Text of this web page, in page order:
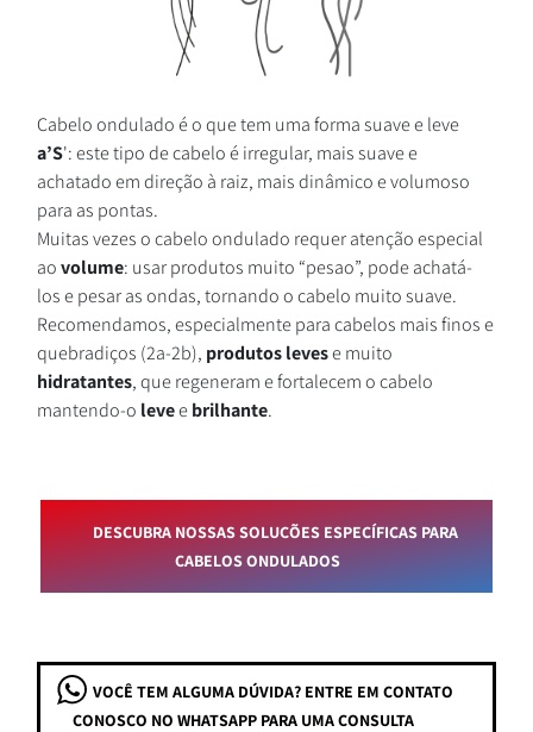
Cabelo ondulado é o que tem uma forma suave e leve
a’S': este tipo de cabelo é irregular, mais suave e
achatado em direção à raiz, mais dinâmico e volumoso
para as pontas.
Muitas vezes o cabelo ondulado requer atenção especial
aovolume: usar produtos muito “pesao”, pode achatá-
los e pesar as ondas, tornando o cabelo muito suave.
Recomendamos, especialmente para cabelos mais finos e
quebradiços (2a-2b), produtos levese muito
hidratantes, que regeneram e fortalecem o cabelo
mantendo-o leveebrilhante.
DESCUBRA NOSSAS SOLUÇÕES ESPECÍFICAS PARA
CABELOS ONDULADOS
VOCÊ TEM ALGUMA DÚVIDA? ENTRE EM CONTATO
CONOSCO NO WHATSAPP PARA UMA CONSULTA